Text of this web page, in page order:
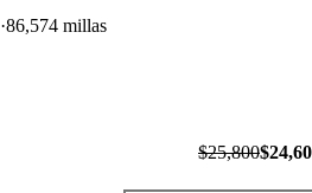
86,574 millas
$25,800